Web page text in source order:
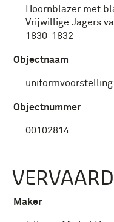
Hoornblazer met
Vrijwillige Jagers
1830-1832
Objectnaam
uniformvoorstelling
Objectnummer
00102814
Maker